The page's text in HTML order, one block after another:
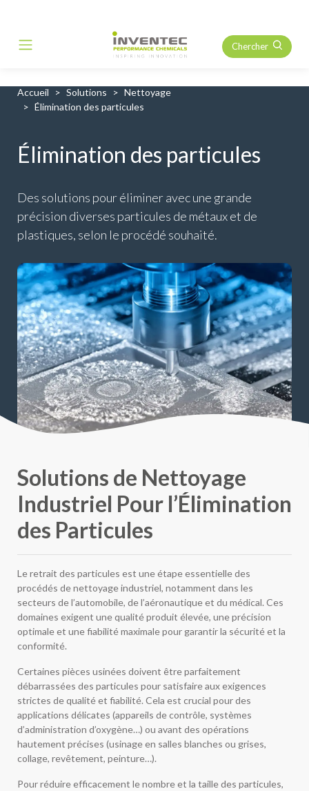
Main Navigation Chercher
Accueil Solutions
Nettoyage
Élimination des particules
Élimination des particules
Des solutions pour éliminer avec une grande
précision diverses particules de métaux et de
plastiques, selon le procédé souhaité.
Solutions de Nettoyage
Industriel Pour l’Élimination
des Particules
Le retrait des particules est une étape essentielle des
procédés de nettoyage industriel, notamment dans les
secteurs de l’automobile, de l’aéronautique et du médical. Ces
domaines exigent une qualité produit élevée, une précision
optimale et une fiabilité maximale pour garantir la sécurité et la
conformité.
Certaines pièces usinées doivent être parfaitement
débarrassées des particules pour satisfaire aux exigences
strictes de qualité et fiabilité. Cela est crucial pour des
applications délicates (appareils de contrôle, systèmes
d’administration d’oxygène…) ou avant des opérations
hautement précises (usinage en salles blanches ou grises,
collage, revêtement, peinture…).
Pour réduire efficacement le nombre et la taille des particules,